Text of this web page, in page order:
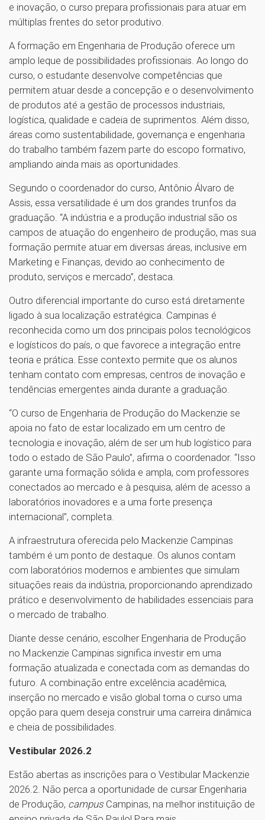
e inovação, o curso prepara profissionais para atuar em
múltiplas frentes do setor produtivo.
A formação em Engenharia de Produção oferece um
amplo leque de possibilidades profissionais. Ao longo do
curso, o estudante desenvolve competências que
permitem atuar desde a concepção e o desenvolvimento
de produtos até a gestão de processos industriais,
logística, qualidade e cadeia de suprimentos. Além disso,
áreas como sustentabilidade, governança e engenharia
do trabalho também fazem parte do escopo formativo,
ampliando ainda mais as oportunidades.
Segundo o coordenador do curso, Antônio Álvaro de
Assis, essa versatilidade é um dos grandes trunfos da
graduação. “A indústria e a produção industrial são os
campos de atuação do engenheiro de produção, mas sua
formação permite atuar em diversas áreas, inclusive em
Marketing e Finanças, devido ao conhecimento de
produto, serviços e mercado”, destaca.
Outro diferencial importante do curso está diretamente
ligado à sua localização estratégica. Campinas é
reconhecida como um dos principais polos tecnológicos
e logísticos do país, o que favorece a integração entre
teoria e prática. Esse contexto permite que os alunos
tenham contato com empresas, centros de inovação e
tendências emergentes ainda durante a graduação.
“O curso de Engenharia de Produção do Mackenzie se
apoia no fato de estar localizado em um centro de
tecnologia e inovação, além de ser um hub logístico para
todo o estado de São Paulo”, afirma o coordenador. “Isso
garante uma formação sólida e ampla, com professores
conectados ao mercado e à pesquisa, além de acesso a
laboratórios inovadores e a uma forte presença
internacional”, completa.
A infraestrutura oferecida pelo Mackenzie Campinas
também é um ponto de destaque. Os alunos contam
com laboratórios modernos e ambientes que simulam
situações reais da indústria, proporcionando aprendizado
prático e desenvolvimento de habilidades essenciais para
o mercado de trabalho.
Diante desse cenário, escolher Engenharia de Produção
no Mackenzie Campinas significa investir em uma
formação atualizada e conectada com as demandas do
futuro. A combinação entre excelência acadêmica,
inserção no mercado e visão global torna o curso uma
opção para quem deseja construir uma carreira dinâmica
e cheia de possibilidades.
Vestibular 2026.2
Estão abertas as inscrições para o Vestibular Mackenzie
2026.2. Não perca a oportunidade de cursar Engenharia
de Produção, campus Campinas, na melhor instituição de